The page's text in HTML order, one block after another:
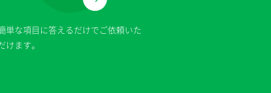
単な項目に答えるだけでご依頼いた
けます。